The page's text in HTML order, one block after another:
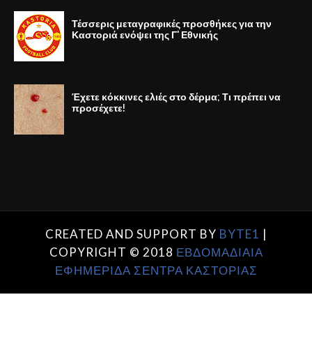
Τέσσερις μεταγραφικές προσθήκες για την
Καστοριά ενόψει της Γ' Εθνικής
Έχετε κόκκινες ελιές στο δέρμα; Τι πρέπει να
προσέχετε!
CREATED AND SUPPORT BY BYTE1 |
COPYRIGHT © 2018 ΕΒΔΟΜΑΔΙΑΙΑ
ΕΦΗΜΕΡΙΔΑ ΣΕΝΤΡΑ ΚΑΣΤΟΡΙΑΣ